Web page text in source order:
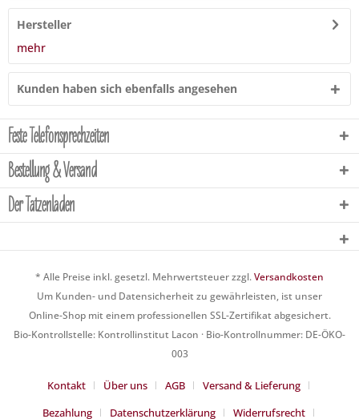
Hersteller
mehr
Kunden haben sich ebenfalls angesehen
Feste Telefonsprechzeiten
Bestellung & Versand
Der Tatzenladen
* Alle Preise inkl. gesetzl. Mehrwertsteuer zzgl.Versandkosten
Um Kunden- und Datensicherheit zu gewährleisten, ist unser
Online-Shop mit einem professionellen SSL-Zertifikat abgesichert.
Bio-Kontrollstelle: Kontrollinstitut Lacon · Bio-Kontrollnummer: DE-ÖKO-
003
Kontakt Über uns AGB
Versand & Lieferung
Bezahlung
Datenschutzerklärung Widerrufsrecht